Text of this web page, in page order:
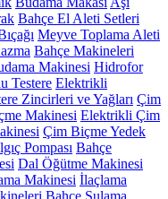
Bahçe El Aleti Setleri
Meyve Toplama Aleti
Bahçe Makineleri
Makinesi Hidrofor
Testere Elektrikli
Zincirleri ve Yağları Çim
Makinesi Elektrikli Çim
Çim Biçme Yedek
Pompası Bahçe
Dal Öğütme Makinesi
Makinesi İlaçlama
Bahçe Sulama